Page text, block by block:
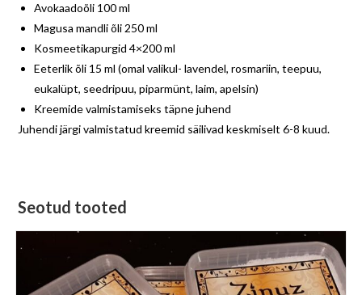
Avokaadoõli 100 ml
Magusa mandli õli 250 ml
Kosmeetikapurgid 4×200 ml
Eeterlik õli 15 ml (omal valikul- lavendel, rosmariin, teepuu,
eukalüpt, seedripuu, piparmünt, laim, apelsin)
Kreemide valmistamiseks täpne juhend
Juhendi järgi valmistatud kreemid säilivad keskmiselt 6-8 kuud.
Seotud tooted